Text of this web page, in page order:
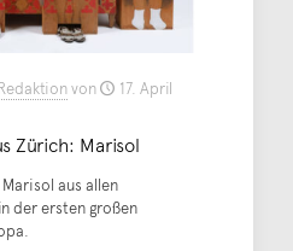
von
17. April
Zürich: Marisol
aus allen
der ersten großen